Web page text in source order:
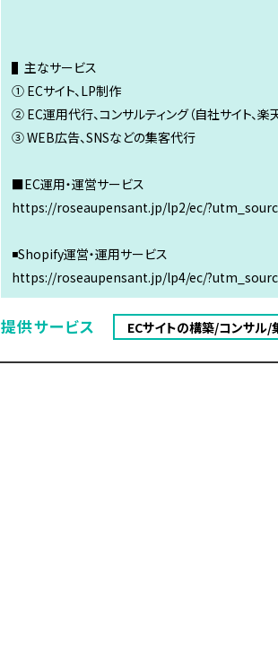
▌主なサービス
① ECサイト、LP制作
② EC運用代行、コンサルティング（自社サイト、楽
③ WEB広告、SNSなどの集客代行
■EC運用・運営サービス
https://roseaupensant.jp/lp2/ec/
◾️Shopify運営・運用サービス
https://roseaupensant.jp/lp4/ec/
提供サービス ECサイトの構築/コンサル/